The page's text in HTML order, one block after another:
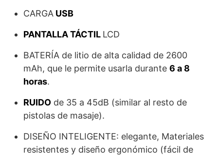
CARGA USB
PANTALLA TÁCTIL LCD
BATERÍA de litio de alta calidad de 2600
mAh, que le permite usarla durante 6 a 8
horas.
RUIDO de 35 a 45dB (similar al resto de
pistolas de masaje).
DISEÑO INTELIGENTE: elegante, Materiales
resistentes y diseño ergonómico (fácil de